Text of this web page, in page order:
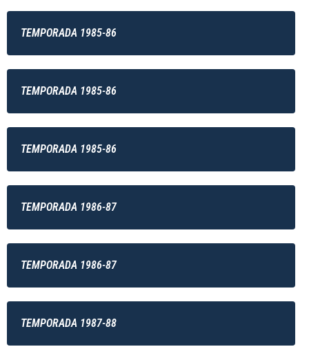
TEMPORADA 1985-86
TEMPORADA 1985-86
TEMPORADA 1985-86
TEMPORADA 1986-87
TEMPORADA 1986-87
TEMPORADA 1987-88